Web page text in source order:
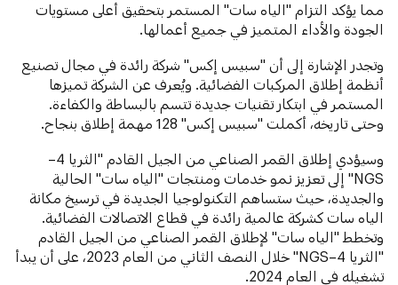
مما يؤكد التزام "الياه سات" المستمر بتحقيق أعلى مستويات
الجودة والأداء المتميز في جميع أعمالها.
وتجدر الإشارة إلى أن "سبيس إكس" شركة رائدة في مجال تصنيع
أنظمة إطلاق المركبات الفضائية. ويُعرف عن الشركة تميزها
المستمر في ابتكار تقنيات جديدة تتسم بالبساطة والكفاءة.
وحتى تاريخه، أكملت "سبيس إكس" 128 مهمة إطلاق بنجاح.
وسيؤدي إطلاق القمر الصناعي من الجيل القادم "الثريا 4–
NGS" إلى تعزيز نمو خدمات ومنتجات "الياه سات" الحالية
والجديدة، حيث ستساهم التكنولوجيا الجديدة في ترسيخ مكانة
الياه سات كشركة عالمية رائدة في قطاع الاتصالات الفضائية.
وتخطط "الياه سات" لإطلاق القمر الصناعي من الجيل القادم
"الثريا 4–NGS" خلال النصف الثاني من العام 2023، على أن يبدأ
تشغيله في العام 2024.